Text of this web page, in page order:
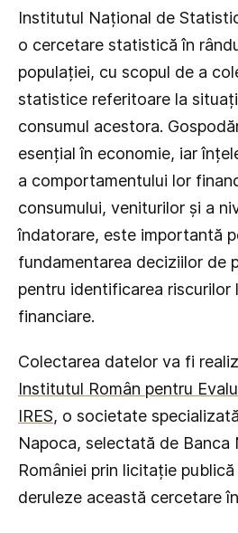
Institutul Național de
o cercetare statistică în
populației, cu scopul de a
statistice referitoare la
consumul acestora.
esențial în economie, iar
a comportamentului lor
consumului, veniturilor și a
îndatorare, este importantă
fundamentarea deciziilor de
pentru identificarea riscurilor
financiare.
Colectarea datelor va fi
Institutul Român pentru
IRES, o societate
Napoca, selectată de Banca
României prin licitație
deruleze această cercetare